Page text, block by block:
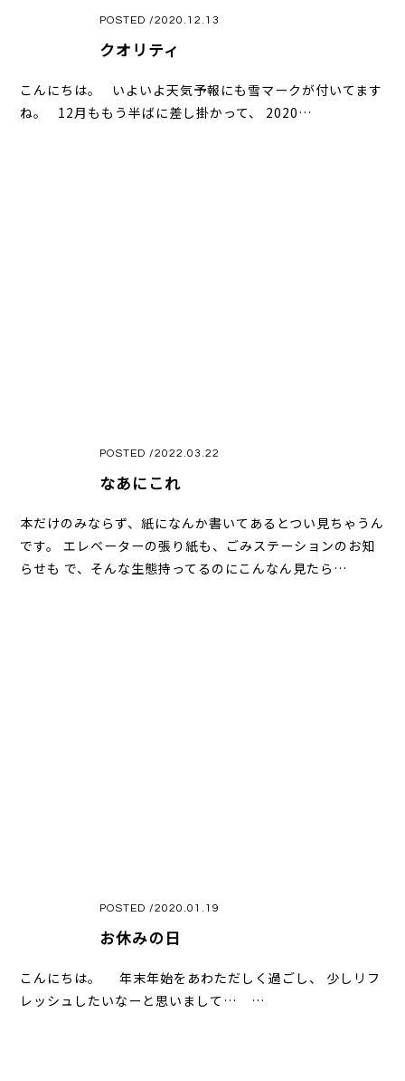
POSTED /2020.12.13
クオリティ
こんにちは。 いよいよ天気予報にも雪マークが付いてます
ね。 12月ももう半ばに差し掛かって、 2020…
POSTED /2022.03.22
なあにこれ
本だけのみならず、紙になんか書いてあるとつい見ちゃうん
です。 エレベーターの張り紙も、ごみステーションのお知
らせも で、そんな生態持ってるのにこんなん見たら…
POSTED /2020.01.19
お休みの日
こんにちは。 年末年始をあわただしく過ごし、 少しリフ
レッシュしたいなーと思いまして… …